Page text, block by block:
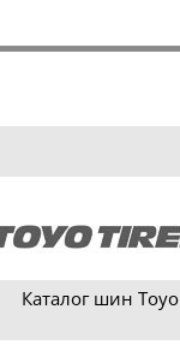
Каталог шин Toyo